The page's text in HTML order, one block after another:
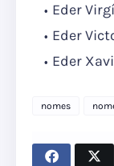
Eder
Eder
Eder
nomes